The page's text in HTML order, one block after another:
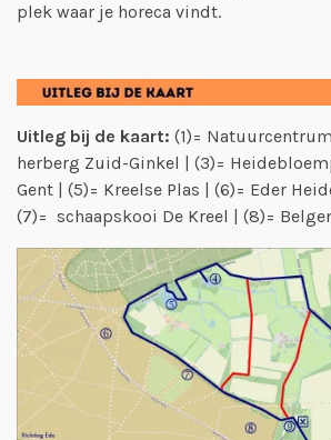
plek waar je horeca vindt.
Uitleg bij de kaart: (1)=
herberg Zuid-Ginkel | (3)=
Gent | (5)= Kreelse Plas | (6)= Eder
(7)= schaapskooi De Kreel | (8)=